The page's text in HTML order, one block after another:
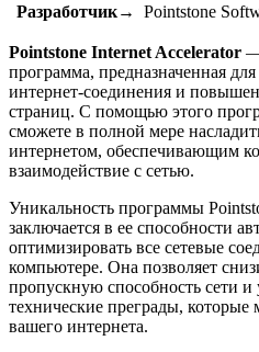
Разработчик→
Pointstone
Pointstone Internet Accelerator —
программа, предназначенная
интернет-соединения и
страниц. С помощью этого
сможете в полной мере
интернетом, обеспечивающим
взаимодействие с сетью.
Уникальность программы
заключается в ее способности
оптимизировать все сетевые
компьютере. Она позволяет
пропускную способность сети
технические преграды, которые
вашего интернета.